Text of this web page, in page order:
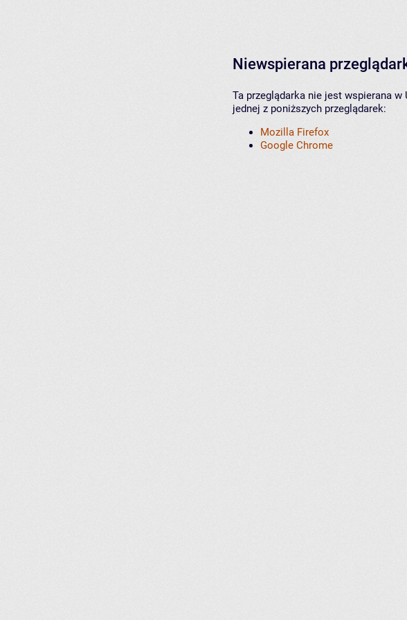
Niewspierana
Ta przeglądarka nie jest wspierana
jednej z poniższych przeglądarek:
Mozilla Firefox
Google Chrome